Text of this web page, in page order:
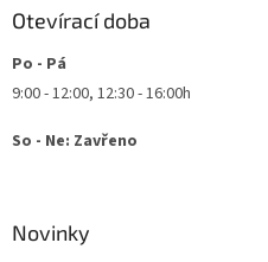
Otevírací doba
Po - Pá
9:00 - 12:00, 12:30 - 16:00h
So - Ne: Zavřeno
Novinky